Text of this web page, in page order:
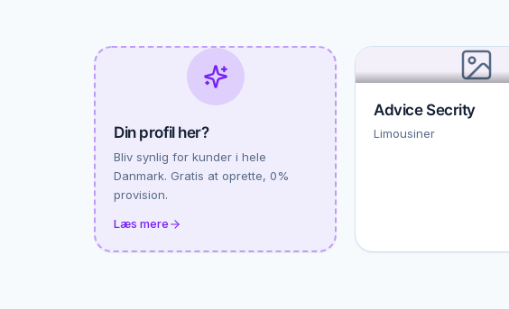
Din profil her?
Bliv synlig for kunder i hele
Danmark. Gratis at oprette, 0%
provision.
Læs mere
Advice Secrity
Limousiner